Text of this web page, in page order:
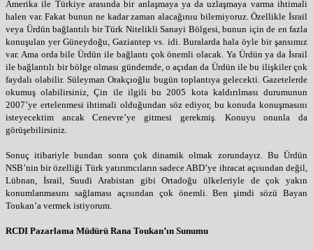
Amerika ile Türkiye arasında bir anlaşmaya ya da uzlaşmaya varma ihtimali
halen var. Fakat bunun ne kadar zaman alacağınıu bilemiyoruz. Özellikle İsrail
veya Ürdün bağlantılı bir Türk Nitelikli Sanayi Bölgesi, bunun için de en fazla
konuşulan yer Güneydoğu, Gaziantep vs. idi. Buralarda hala öyle bir şansımız
var. Ama orda bile Ürdün ile bağlantı çok önemli olacak. Ya Ürdün ya da İsrail
ile bağlantılı bir bölge olması gündemde, o açıdan da Ürdün ile bu ilişkiler çok
faydalı olabilir. Süleyman Orakçıoğlu bugün toplantıya gelecekti. Gazetelerde
okumuş olabilirsiniz, Çin ile ilgili bu 2005 kota kaldırılması durumunun
2007’ye ertelenmesi ihtimali olduğundan söz ediyor, bu konuda konuşmasını
isteyecektim ancak Cenevre’ye gitmesi gerekmiş. Konuyu onunla da
görüşebilirsiniz.
Sonuç itibariyle bundan sonra çok dinamik olmak zorundayız. Bu Ürdün
NSB’nin bir özelliği Türk yatırımcıların sadece ABD’ye ihracat açısından değil,
Lübnan, İsrail, Suudi Arabistan gibi Ortadoğu ülkeleriyle de çok yakın
konumlanmasını sağlaması açısından çok önemli. Ben şimdi sözü Bayan
Toukan’a vermek istiyorum.
RCDI Pazarlama Müdürü Rana Toukan’ın Sunumu